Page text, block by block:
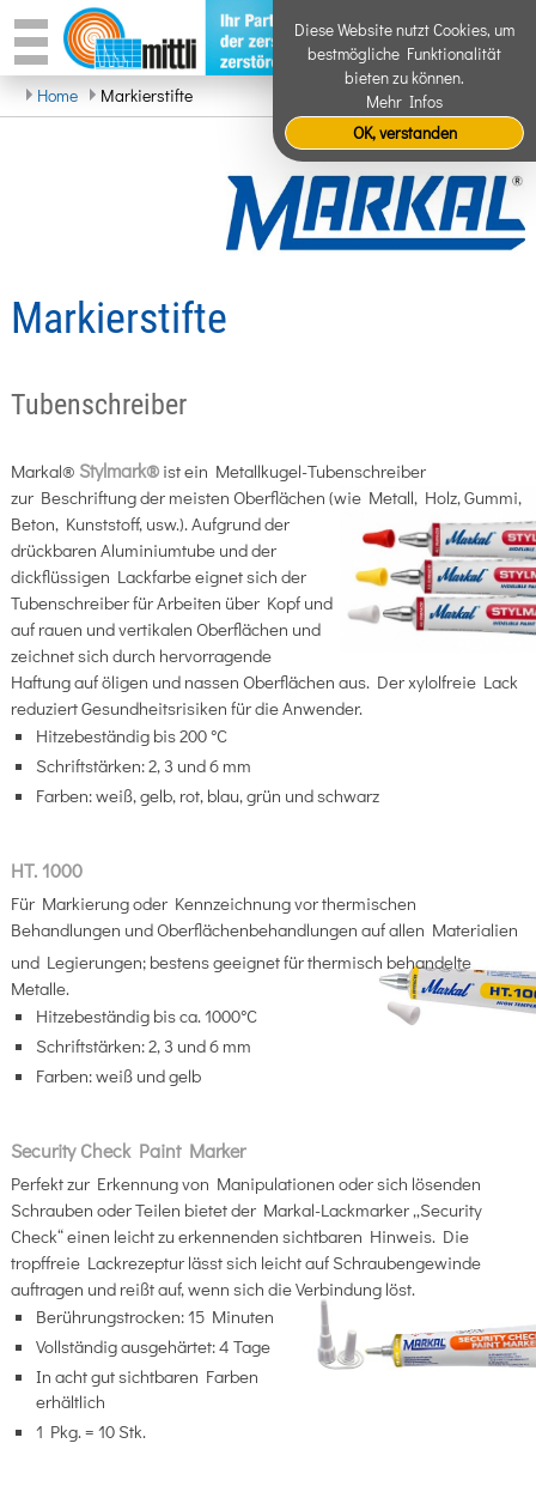
Home Markierstifte
Markierstifte
Tubenschreiber
Markal® Stylmark®ist ein Metallkugel-Tubenschreiber
zur Beschriftung der meisten Oberflächen (wieMetall, Holz, Gummi,
Beton, Kunststoff, usw.). Aufgrund der
drückbaren Aluminiumtube und der
dickflüssigen Lackfarbe eignet sich der
Tubenschreiber für Arbeiten über Kopf und
auf rauen und vertikalen Oberflächen und
zeichnet sich durch hervorragende
Haftung auf öligen und nassen Oberflächen aus. Der xylolfreie Lack
reduziert Gesundheitsrisiken für die Anwender.
Hitzebeständig bis 200 °C
Schriftstärken: 2, 3 und 6 mm
Farben: weiß, gelb, rot, blau, grün und schwarz
HT. 1000
Für Markierung oder Kennzeichnung vor thermischen
Behandlungen und Oberflächenbehandlungen auf allen Materialien
und Legierungen; bestens geeignet für thermisch behandelte
Metalle.
Hitzebeständig bis ca. 1000°C
Schriftstärken: 2, 3 und 6 mm
Farben: weiß und gelb
Security Check Paint Marker
Perfekt zur Erkennung von Manipulationen oder sich lösenden
Schrauben oder Teilen bietet der Markal-Lackmarker „Security
Check“ einen leicht zu erkennenden sichtbaren Hinweis. Die
tropffreie Lackrezeptur lässt sich leicht auf Schraubengewinde
auftragen und reißt auf, wenn sich die Verbindung löst.
Berührungstrocken: 15 Minuten
Vollständig ausgehärtet: 4 Tage
In acht gut sichtbaren Farben
erhältlich
1 Pkg. = 10 Stk.
Diese Website nutzt Cookies, um
bestmögliche Funktionalität
bieten zu können.
Mehr Infos
OK, verstanden